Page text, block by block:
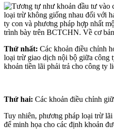
Tương tự như khoản đầu tư vào
loại trừ không giống nhau đối với
ty con và phương pháp hợp nhất
trình bày trên BCTCHN. Về cơ
Thứ nhất: Các khoản điều chỉnh
loại trừ giao dịch nội bộ giữa công
khoản tiền lãi phải trả cho công ty
Thứ hai: Các khoản điều chỉnh
Tuy nhiên, phương pháp loại trừ
để minh họa cho các định khoản